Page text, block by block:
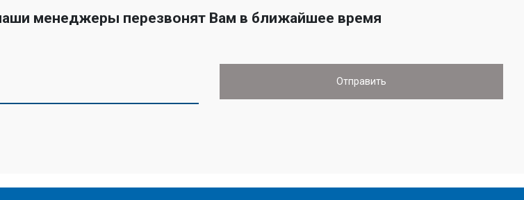
менеджеры перезвонят Вам в ближайшее время